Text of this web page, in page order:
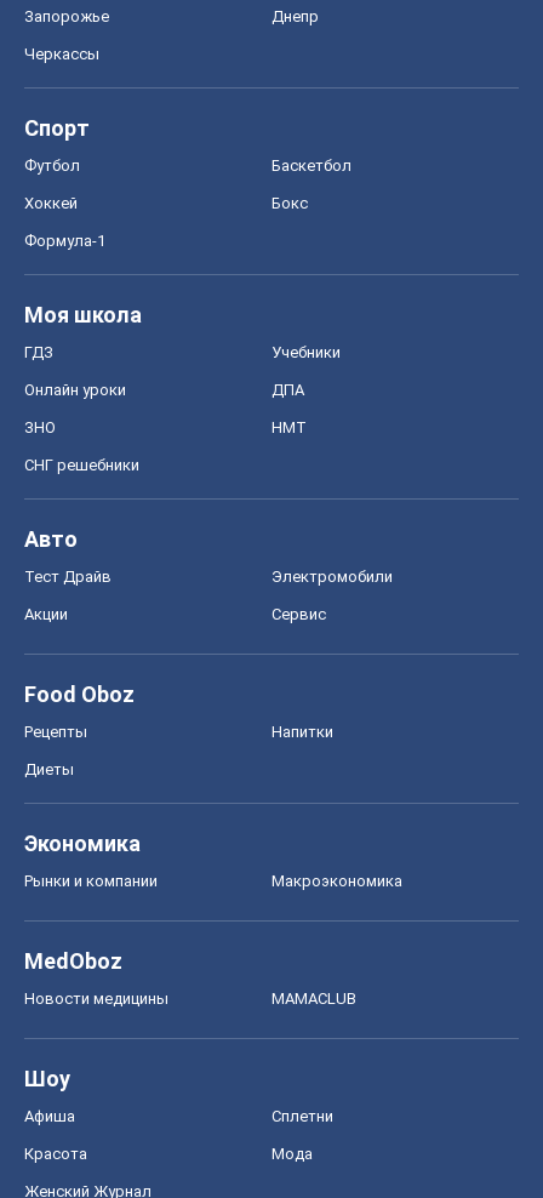
Запорожье Днепр
Черкассы
Спорт
Футбол Баскетбол
Хоккей Бокс
Формула-1
Моя школа
ГДЗ Учебники
Онлайн уроки ДПА
ЗНО НМТ
СНГ решебники
Авто
Тест Драйв Электромобили
Акции Сервис
Food Oboz
Рецепты Напитки
Диеты
Экономика
Рынки и компании Mакроэкономика
MedOboz
Новости медицины MAMACLUB
Шоу
Афиша Сплетни
Красота Мода
Женский Журнал